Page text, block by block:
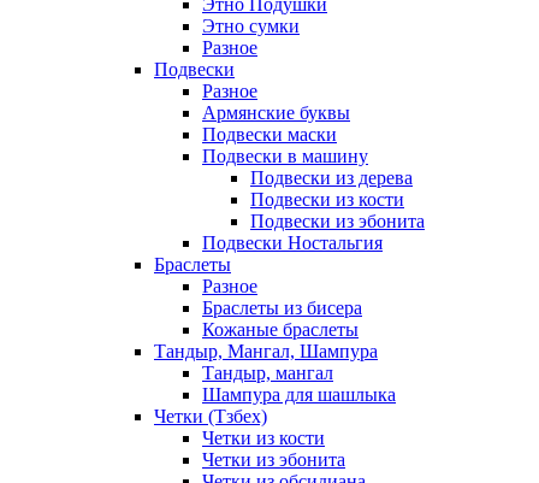
Этно Подушки
Этно сумки
Разное
Подвески
Разное
Армянские буквы
Подвески маски
Подвески в машину
Подвески из дерева
Подвески из кости
Подвески из эбонита
Подвески Ностальгия
Браслеты
Разное
Браслеты из бисера
Кожаные браслеты
Тандыр, Мангал, Шампура
Тандыр, мангал
Шампура для шашлыка
Четки (Тзбех)
Четки из кости
Четки из эбонита